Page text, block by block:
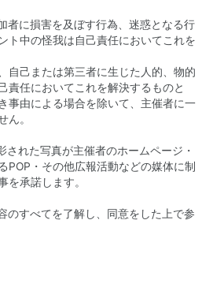
者に損害を及ぼす行為、迷惑となる行
ト中の怪我は自己責任においてこれを
自己または第三者に生じた人的、物的
責任においてこれを解決するものと
事由による場合を除いて、主催者に一
ん。
された写真が主催者のホームページ・
POP・その他広報活動などの媒体に制
を承諾します。
のすべてを了解し、同意をした上で参